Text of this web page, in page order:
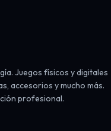
Juegos físicos y digitales
accesorios y mucho más.
profesional.